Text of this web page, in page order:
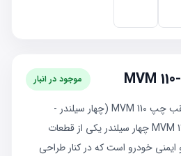
موجود در انبار
🔦 معرفی تخصصی خطر عقب چپ MVM 110 (چهار سیلندر -
4C)چراغ خطر عقب چپ MVM 110 چهار سیلندر یکی از قطعات
خودرو است که در کنار طراحی